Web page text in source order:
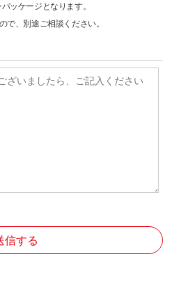
ッケージとなります。
で、別途ご相談ください。